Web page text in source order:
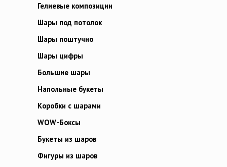
Гелиевые композиции
Шары под потолок
Шары поштучно
Шары цифры
Большие шары
Напольные букеты
Коробки с шарами
WOW-Боксы
Букеты из шаров
Фигуры из шаров